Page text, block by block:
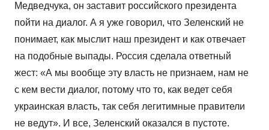
Медведчука, он заставит российского президента
пойти на диалог. А я уже говорил, что Зеленский не
понимает, как мыслит наш президент и как отвечает
на подобные выпады. Россия сделала ответный
жест: «А мы вообще эту власть не признаем, нам не
с кем вести диалог, потому что то, как ведет себя
украинская власть, так себя легитимные правители
не ведут». И все, Зеленский оказался в пустоте.